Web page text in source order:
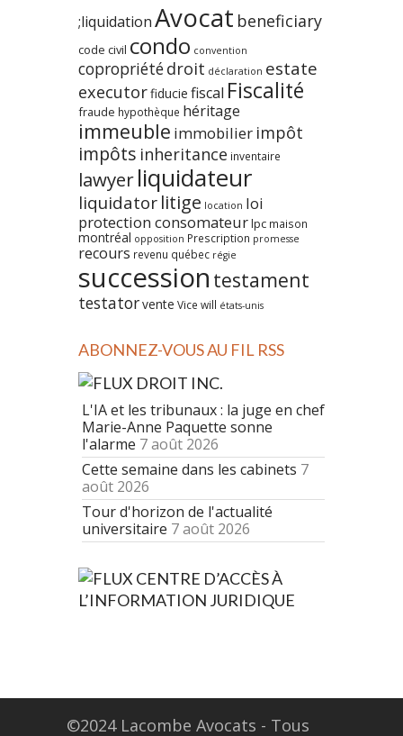
;liquidationAvocat beneficiary
code civil condo convention
copropriétédroit déclaration estate
executorfiducie fiscal Fiscalité
fraude hypothèque héritage
immeuble immobilier impôt
impôts inheritance inventaire
lawyerliquidateur
liquidatorlitige location loi
protection consomateurlpc maison
montréal opposition Prescription promesse
recours revenu québec régie
succession testament
testatorvente Vice will états-unis
ABONNEZ-VOUS AU FIL RSS
DROIT INC.
L'IA et les tribunaux : la juge en chef
Marie-Anne Paquette sonne
l'alarme 7 août 2026
Cette semaine dans les cabinets 7
août 2026
Tour d'horizon de l'actualité
universitaire 7 août 2026
CENTRE D’ACCÈS À
L’INFORMATION JURIDIQUE
©2024 Lacombe Avocats - Tous